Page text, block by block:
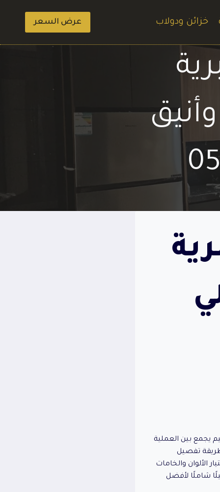
خزائن ودولاب عرض السعر
يجمع بين العملية
طريقة تفصيل
الألوان والخامات
شاملًا لأفضل